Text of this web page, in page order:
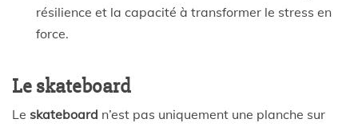
résilience et la capacité à transformer le stress en
force.
Le skateboard
Le skateboard n’est pas uniquement une planche sur